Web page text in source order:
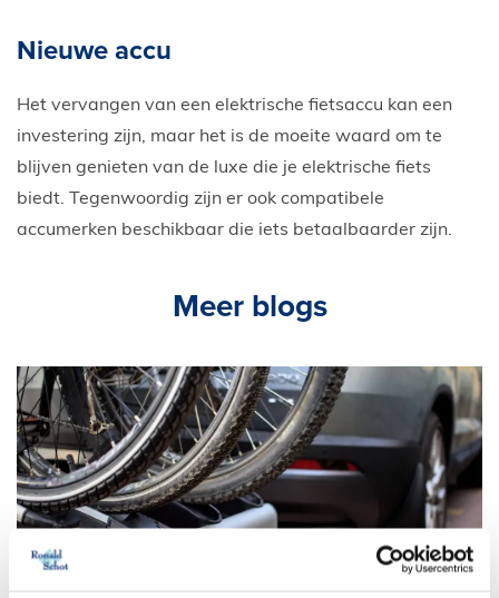
Nieuwe accu
Het vervangen van een elektrische fietsaccu kan een
investering zijn, maar het is de moeite waard om te
blijven genieten van de luxe die je elektrische fiets
biedt. Tegenwoordig zijn er ook compatibele
accumerken beschikbaar die iets betaalbaarder zijn.
Meer blogs